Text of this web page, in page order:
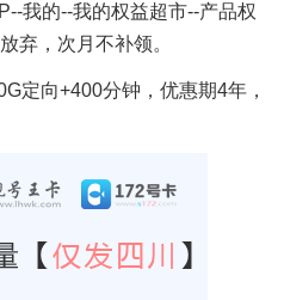
我的--我的权益超市--产品权
弃，次月不补领。
定向+400分钟，优惠期4年，